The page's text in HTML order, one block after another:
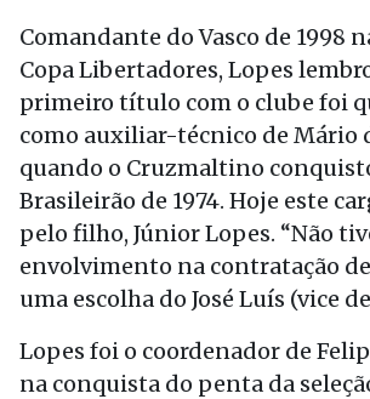
Comandante do Vasco de 1998
Copa Libertadores, Lopes
primeiro título com o clube foi
como auxiliar-técnico de Mário
quando o Cruzmaltino
Brasileirão de 1974. Hoje este
pelo filho, Júnior Lopes. “Não
envolvimento na contratação
uma escolha do José Luís (vice
Lopes foi o coordenador de
na conquista do penta da